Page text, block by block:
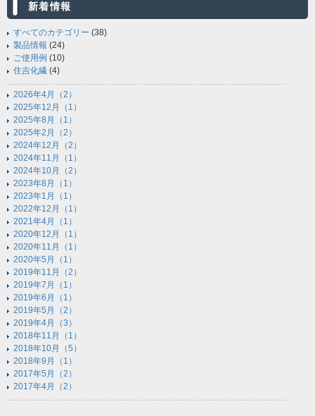
新着情報
すべてのカテゴリー (38)
製品情報 (24)
ご使用例 (10)
住吉化繊 (4)
2026年4月（2）
2025年12月（1）
2025年8月（1）
2025年2月（2）
2024年12月（2）
2024年11月（1）
2024年10月（2）
2023年8月（1）
2023年1月（1）
2022年12月（1）
2021年4月（1）
2020年12月（1）
2020年11月（1）
2020年5月（1）
2019年11月（2）
2019年7月（1）
2019年6月（1）
2019年5月（2）
2019年4月（3）
2018年11月（1）
2018年10月（5）
2018年9月（1）
2017年5月（2）
2017年4月（2）